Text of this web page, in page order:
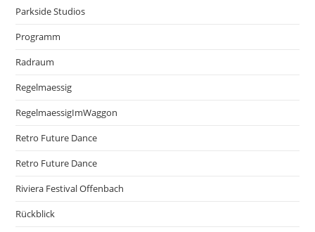
Parkside Studios
Programm
Radraum
Regelmaessig
RegelmaessigImWaggon
Retro Future Dance
Retro Future Dance
Riviera Festival Offenbach
Rückblick